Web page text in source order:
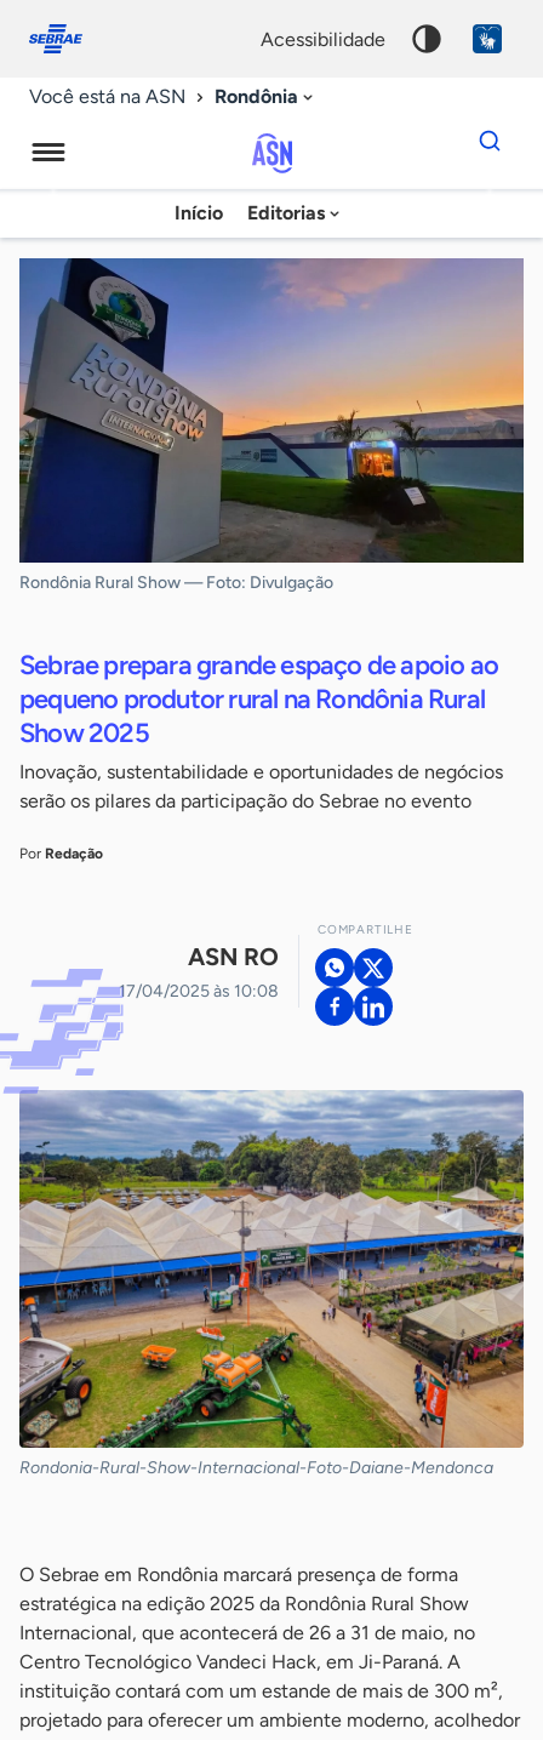
conosco
acessibilidade
Você está na ASN Rondônia
Agência
Sebrae
de
Notícias
Início Editorias
Dados
para
chave
Rondônia Rural Show — Foto: Divulgação
Sebrae prepara grande espaço de apoio ao
pequeno produtor rural na Rondônia Rural
Show 2025
Inovação, sustentabilidade e oportunidades de negócios
serão os pilares da participação do Sebrae no evento
Por Redação
ASN RO
17/04/2025 às 10:08
COMPARTILHE
Rondonia-Rural-Show-Internacional-Foto-Daiane-Mendonca
O Sebrae em Rondônia marcará presença de forma
estratégica na edição 2025 da Rondônia Rural Show
Internacional, que acontecerá de 26 a 31 de maio, no
Centro Tecnológico Vandeci Hack, em Ji-Paraná. A
instituição contará com um estande de mais de 300 m²,
projetado para oferecer um ambiente moderno, acolhedor